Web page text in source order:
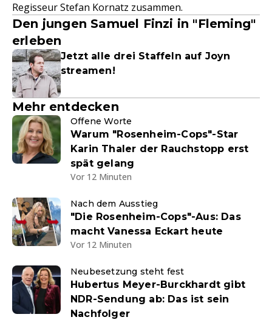
Regisseur Stefan Kornatz zusammen.
Den jungen Samuel Finzi in "Fleming"
erleben
Jetzt alle drei Staffeln auf Joyn
streamen!
Mehr entdecken
Offene Worte
Warum "Rosenheim-Cops"-Star
Karin Thaler der Rauchstopp erst
spät gelang
Vor 12 Minuten
Nach dem Ausstieg
"Die Rosenheim-Cops"-Aus: Das
macht Vanessa Eckart heute
Vor 12 Minuten
Neubesetzung steht fest
Hubertus Meyer-Burckhardt gibt
NDR-Sendung ab: Das ist sein
Nachfolger